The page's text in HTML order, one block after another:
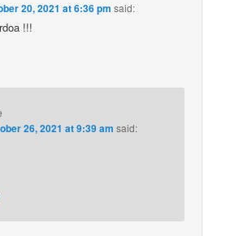
20, 2021 at 6:36 pm said:
!!!
26, 2021 at 9:39 am said: